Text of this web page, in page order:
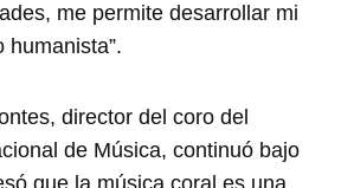
me permite desarrollar mi
humanista”.
director del coro del
de Música, continuó bajo